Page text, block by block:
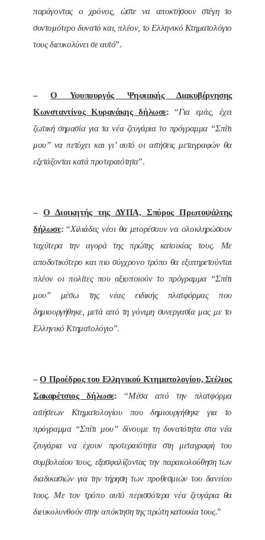
παράγοντας ο χρόνος, ώστε να αποκτήσουν στέγη το
συντομότερο δυνατό και, πλέον, το Ελληνικό Κτηματολόγιο
τους διευκολύνει σε αυτό”.
–Ο Υφυπουργός Ψηφιακής Διακυβέρνησης
Κωνσταντίνος Κυρανάκης δήλωσε: “Για εμάς, έχει
ζωτική σημασία για τα νέα ζευγάρια το πρόγραμμα “Σπίτι
μου” να πετύχει και γι’ αυτό οι αιτήσεις μεταγραφών θα
εξετάζονται κατά προτεραιότητα”.
–Ο Διοικητής της ΔΥΠΑ, Σπύρος Πρωτοψάλτης
δήλωσε: “Χιλιάδες νέοι θα μπορέσουν να ολοκληρώσουν
ταχύτερα την αγορά της πρώτης κατοικίας τους. Με
αποδοτικότερο και πιο σύγχρονο τρόπο θα εξυπηρετούνται
πλέον οι πολίτες που αξιοποιούν το πρόγραμμα “Σπίτι
μου” μέσω της νέας ειδικής πλατφόρμας που
δημιουργήθηκε, μετά από τη γόνιμη συνεργασία μας με το
Ελληνικό Κτηματολόγιο”.
–Ο Προέδρος του Ελληνικού Κτηματολογίου, Στέλιος
Σακαρέτσιος δήλωσε: “Μέσα από την πλατφόρμα
αιτήσεων Κτηματολογίου που δημιουργήθηκε για το
πρόγραμμα “Σπίτι μου” δίνουμε τη δυνατότητα στα νέα
ζευγάρια να έχουν προτεραιότητα στη μεταγραφή του
συμβολαίου τους, εξασφαλίζοντας την παρακολούθηση των
διαδικασιών για την τήρηση των προθεσμιών του δανείου
τους. Με τον τρόπο αυτό περισσότερα νέα ζευγάρια θα
διευκολυνθούν στην απόκτηση της πρώτη κατοικία τους.”